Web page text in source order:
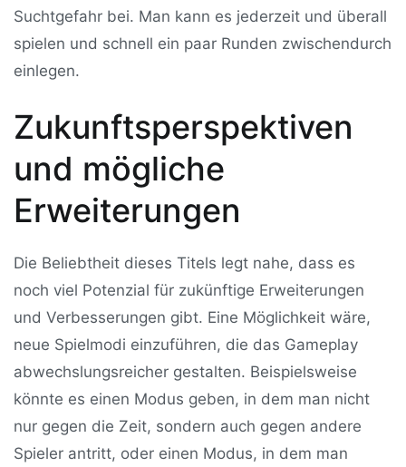
Suchtgefahr bei. Man kann es jederzeit und überall
spielen und schnell ein paar Runden zwischendurch
einlegen.
Zukunftsperspektiven
und mögliche
Erweiterungen
Die Beliebtheit dieses Titels legt nahe, dass es
noch viel Potenzial für zukünftige Erweiterungen
und Verbesserungen gibt. Eine Möglichkeit wäre,
neue Spielmodi einzuführen, die das Gameplay
abwechslungsreicher gestalten. Beispielsweise
könnte es einen Modus geben, in dem man nicht
nur gegen die Zeit, sondern auch gegen andere
Spieler antritt, oder einen Modus, in dem man